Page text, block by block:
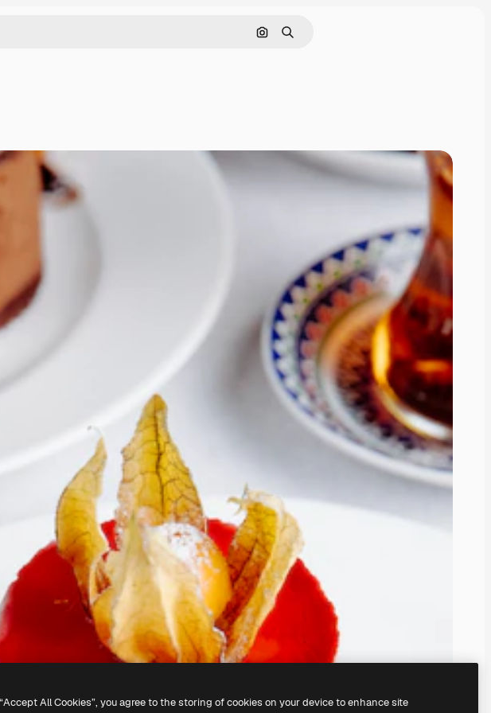
Cerca per immagine
Ricerca
All Cookies”, you agree to the storing of cookies on your device to enhance site